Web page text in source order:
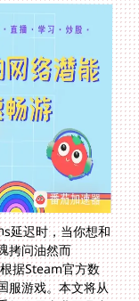
延迟时，当你想和
掉线时，一个灵魂拷问油然而
据Steam官方数
78%的海外玩家因网络问题放弃国服游戏。本文将从
网络原理到实战解决方案，手把手教你用专业工具突